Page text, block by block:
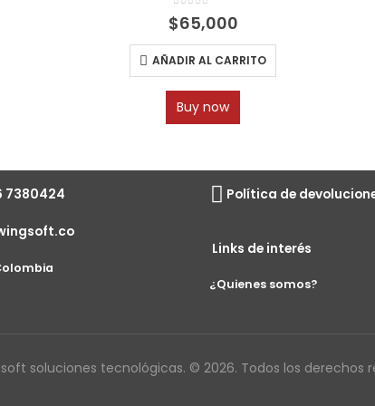
0 out of 5
$65,000
AÑADIR AL CARRITO
Buy now
7380424 Política de
Links de interés
¿Quienes somos?
soluciones tecnológicas. © 2026. Todos los derechos